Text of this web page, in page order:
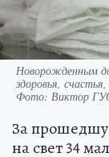
Новорожденным
здоровья,
Фото: Виктор
За
на свет 34